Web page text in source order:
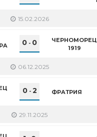
15.02.2026
0 - 0
ЧЕРНОМОРЕЦ
1919
06.12.2025
0- 2 ФРАТРИЯ
29.11.2025